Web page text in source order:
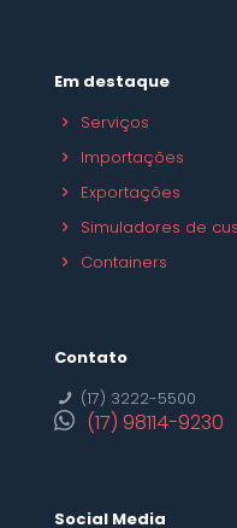
Em destaque
Serviços
Importações
Exportações
Simuladores de
Containers
Contato
(17) 3222-5500
(17) 98114-9230
Social Media